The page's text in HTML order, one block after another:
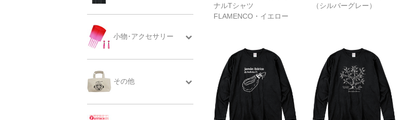
ナルTシャツ
FLAMENCO・イエロー
（シルバーグレー）
小物･アクセサリー
その他